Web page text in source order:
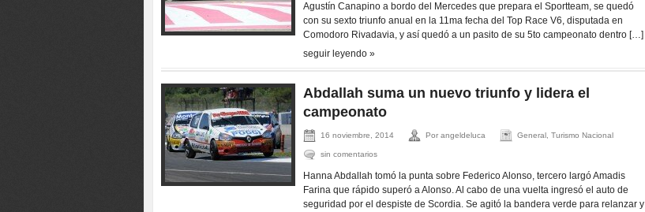
Agustín Canapino a bordo del Mercedes que prepara el Sportteam, se quedó
con su sexto triunfo anual en la 11ma fecha del Top Race V6, disputada en
Comodoro Rivadavia, y así quedó a un pasito de su 5to campeonato dentro […]
seguir leyendo »
Abdallah suma un nuevo triunfo y lidera el
campeonato
16 noviembre, 2014 Por angeldeluca General, Turismo Nacional
sin comentarios
Hanna Abdallah tomó la punta sobre Federico Alonso, tercero largó Amadis
Farina que rápido superó a Alonso. Al cabo de una vuelta ingresó el auto de
seguridad por el despiste de Scordia. Se agitó la bandera verde para relanzar y